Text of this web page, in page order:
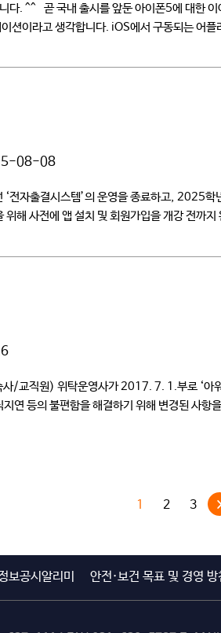
. ^^ 곧 국내 출시를 앞둔 아이폰5에 대한
이라고 생각합니다. iOS에서 구동되는 어
08-08
전자출결시스템’의 운영을 종료하고, 2025
위해 사전에 앱 설치 및 회원가입을 개강
/교직원) 위탁운영사가 2017. 7. 1.부로 ‘아
연 등의 불편함을 해결하기 위해 변경된
1 2 3
보공시알리미 안전·보건 목표 및 경영 방